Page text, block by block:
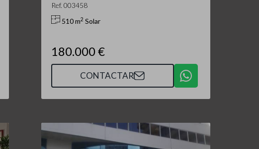
Ref. 003458
510 m2 Solar
180.000 €
CONTACTAR